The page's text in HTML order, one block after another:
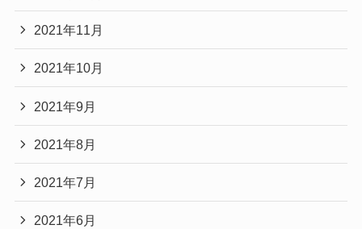
2021年11月
2021年10月
2021年9月
2021年8月
2021年7月
2021年6月